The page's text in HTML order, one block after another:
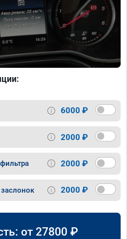
6000 ₽
2000 ₽
2000 ₽
2000 ₽
от 27800 ₽